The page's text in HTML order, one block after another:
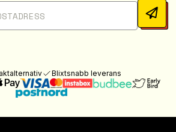
Blixtsnabb leverans